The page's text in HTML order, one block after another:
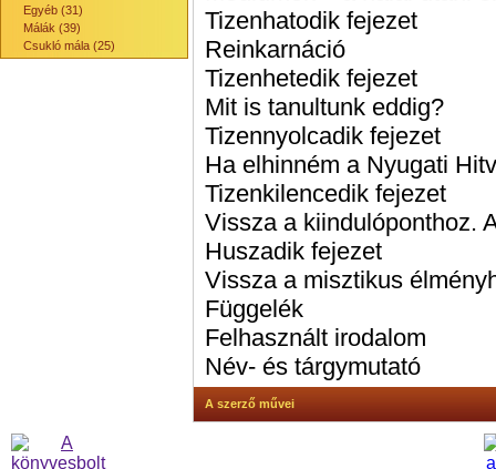
Egyéb (31)
Málák (39)
Csukló mála (25)
Tizenhatodik fejezet
Reinkarnáció
Tizenhetedik fejezet
Mit is tanultunk eddig?
Tizennyolcadik fejezet
Ha elhinném a Nyugati
Tizenkilencedik fejezet
Vissza a kiindulóponthoz.
Huszadik fejezet
Vissza a misztikus
Függelék
Felhasznált irodalom
Név- és tárgymutató
A szerző művei